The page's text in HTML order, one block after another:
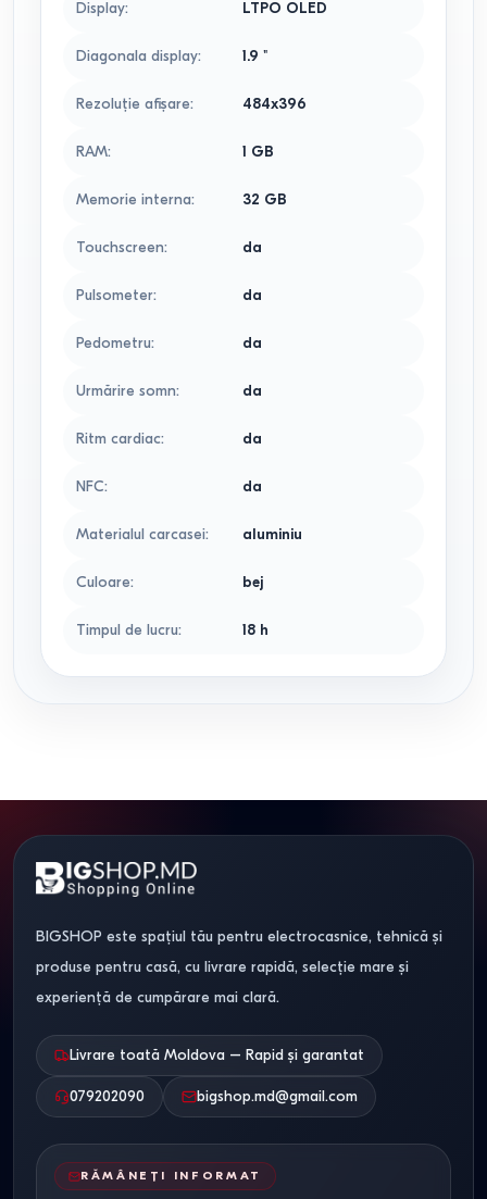
Display: LTPO OLED
Diagonala display: 1.9 "
Rezoluție afișare: 484x396
RAM: 1 GB
Memorie interna: 32 GB
Touchscreen: da
Pulsometer: da
Pedometru: da
Urmărire somn: da
Ritm cardiac: da
NFC: da
Materialul carcasei: aluminiu
Culoare: bej
Timpul de lucru: 18h
BIGSHOP este spațiul tău pentru electrocasnice, tehnică și
produse pentru casă, cu livrare rapidă, selecție mare și
experiență de cumpărare mai clară.
Livrare toată Moldova – Rapid și garantat
079202090 bigshop.md@gmail.com
RĂMÂNEȚI INFORMAT